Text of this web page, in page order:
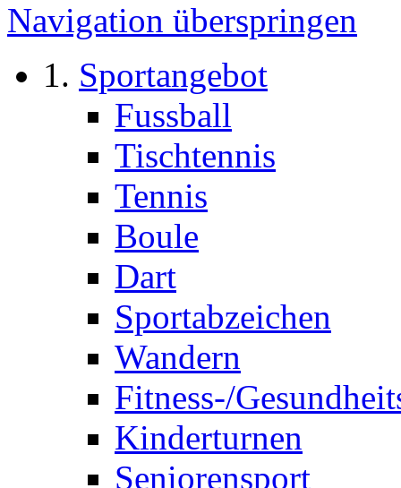
Navigation überspringen
Sportangebot
Fussball
Tischtennis
Tennis
Boule
Dart
Sportabzeichen
Wandern
Fitness-/
Kinderturnen
Seniorensport